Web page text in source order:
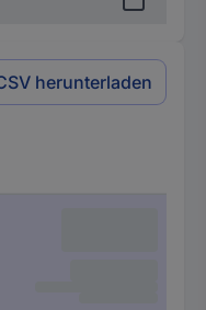
herunterladen